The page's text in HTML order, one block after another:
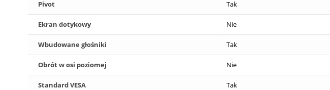
Pivot Tak
Ekran dotykowy Nie
Wbudowane głośniki Tak
Obrót w osi poziomej Nie
Standard VESA Tak